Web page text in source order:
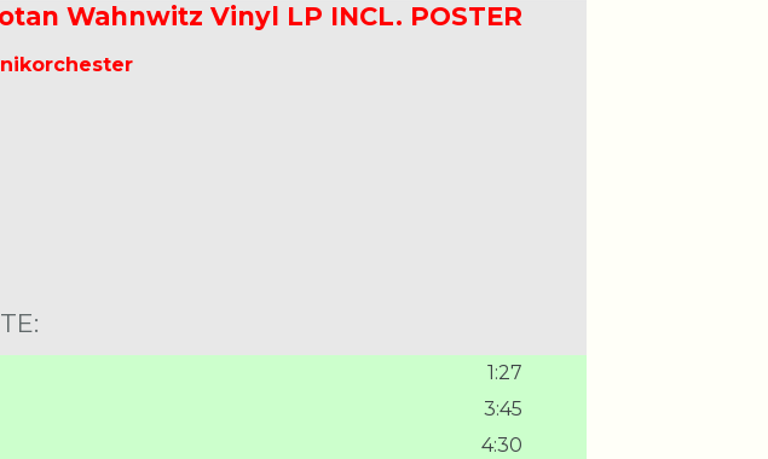
Wahnwitz Vinyl LP INCL. POSTER
1:27
3:45
4:30